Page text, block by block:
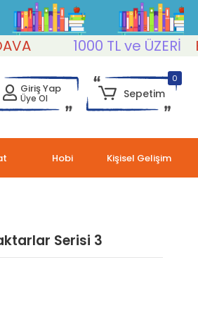
1000 TL ve ÜZERİ
Giriş Yap
Üye Ol
0
Sepetim
Hobi Kişisel Gelişim
Serisi 3